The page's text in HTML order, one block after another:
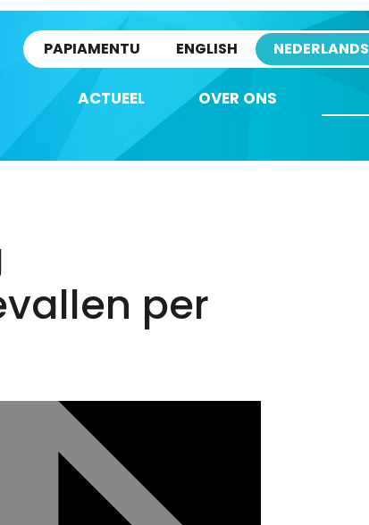
PAPIAMENTU ENGLISH NEDERLANDS
ACTUEEL OVER ONS
per